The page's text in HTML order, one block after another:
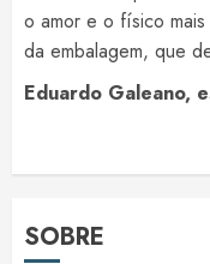
o amor e o físico
da embalagem, que
Eduardo Galeano,
SOBRE